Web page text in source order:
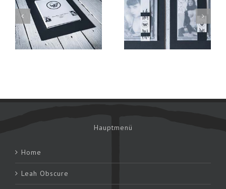
Photokarten
Set
Stempel
Hauptmenü
Home
Leah Obscure